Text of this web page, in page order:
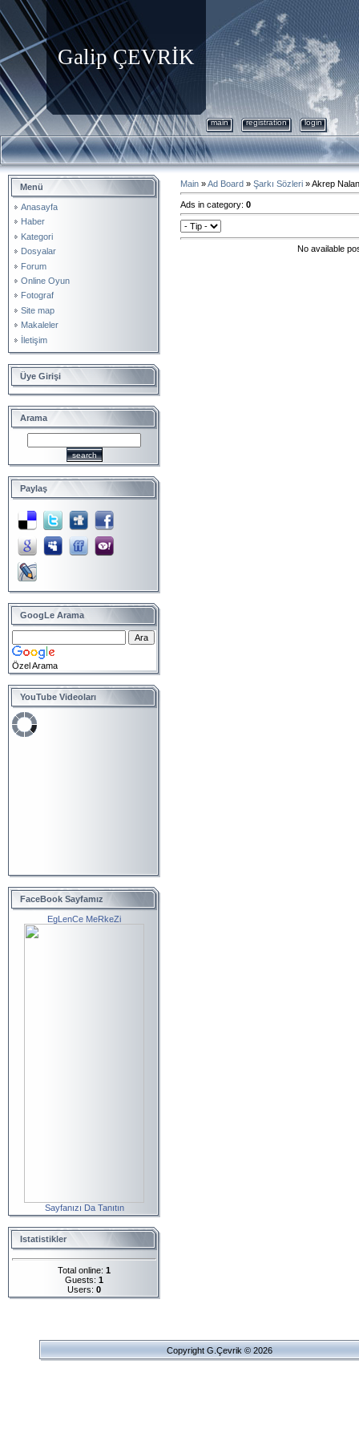
Galip ÇEVRİK
main registration login
Menü
Anasayfa
Haber
Kategori
Dosyalar
Forum
Online Oyun
Fotograf
Site map
Makaleler
İletişim
Üye Girişi
Arama
Paylaş
GoogLe Arama
Özel Arama
YouTube Videoları
FaceBook Sayfamız
EgLenCe MeRkeZi
Sayfanızı Da Tanıtın
Istatistikler
Total online: 1
Guests: 1
Users: 0
Main »Ad Board » Şarkı Sözleri » Akrep Nalan
Ads in category: 0
No available
Copyright G.Çevrik © 2026